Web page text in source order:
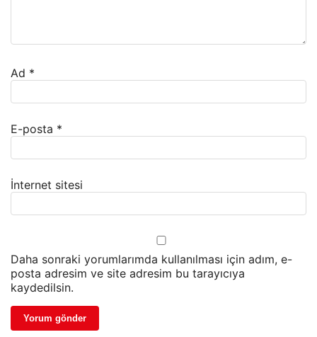
Ad *
E-posta *
İnternet sitesi
Daha sonraki yorumlarımda kullanılması için adım, e-
posta adresim ve site adresim bu tarayıcıya
kaydedilsin.